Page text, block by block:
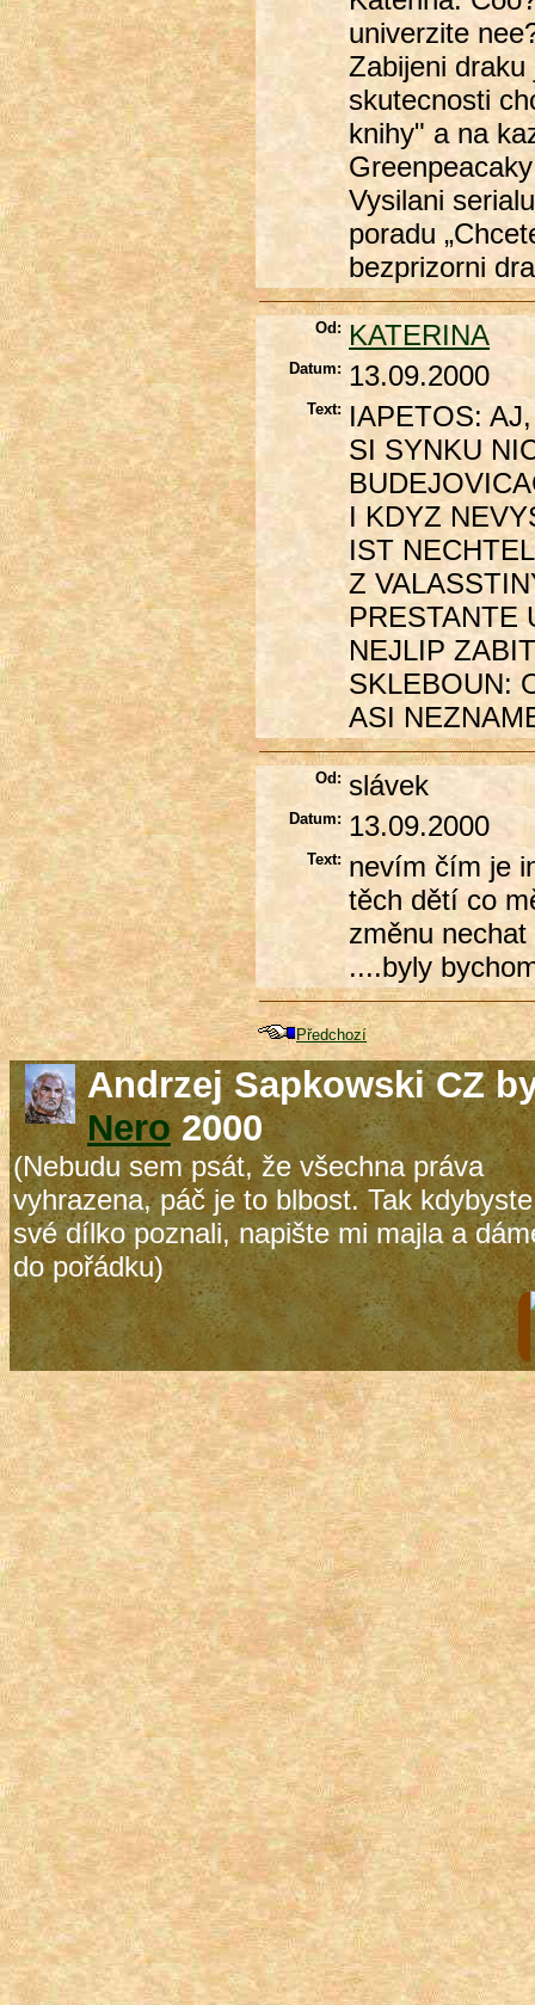
univerzite
Zabijeni
skutecnosti
knihy" a na
Vysilani
poradu
bezprizorni
Od: KATERINA
Datum: 13.09.2000
Text: IAPETOS:
SI SYNKU
I KDYZ
IST
Z
PRESTANTE
NEJLIP
SKLEBOUN:
ASI
Od: slávek
Datum: 13.09.2000
Text: nevím čím je
těch dětí co
změnu
....byly
Předchozí
Andrzej Sapkowski CZ
Nero2000
(Nebudu sem psát, že všechna práva
vyhrazena, páč je to blbost. Tak
své dílko poznali, napište mi majla a
do pořádku)